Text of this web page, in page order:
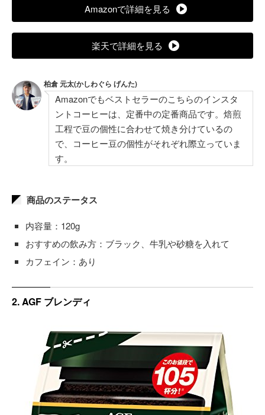
Amazonで詳細を見る
楽天で詳細を見る
柏倉 元太(かしわぐら げんた)
Amazonでもベストセラーのこちらのインスタ
ントコーヒーは、定番中の定番商品です。焙煎
工程で豆の個性に合わせて焼き分けているの
で、コーヒー豆の個性がそれぞれ際立っていま
す。
商品のステータス
内容量：120g
おすすめの飲み方：ブラック、牛乳や砂糖を入れて
カフェイン：あり
2. AGF ブレンディ